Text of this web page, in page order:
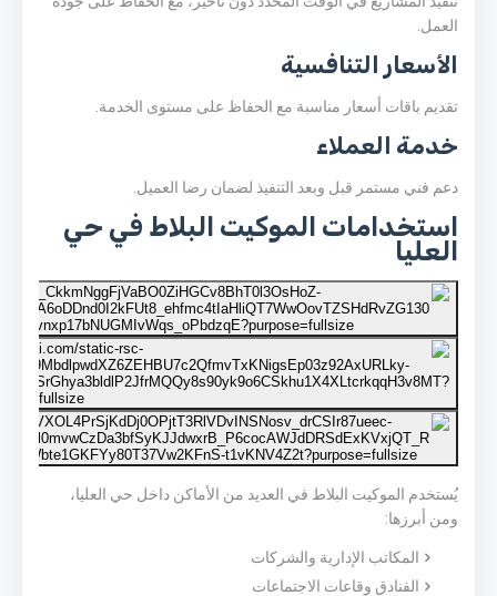
العمل.
الأسعار التنافسية
تقديم باقات أسعار مناسبة مع الحفاظ على مستوى الخدمة.
خدمة العملاء
دعم فني مستمر قبل وبعد التنفيذ لضمان رضا العميل.
استخدامات الموكيت البلاط في حي
العليا
يُستخدم الموكيت البلاط في العديد من الأماكن داخل حي العليا،
ومن أبرزها:
المكاتب الإدارية والشركات
الفنادق وقاعات الاجتماعات